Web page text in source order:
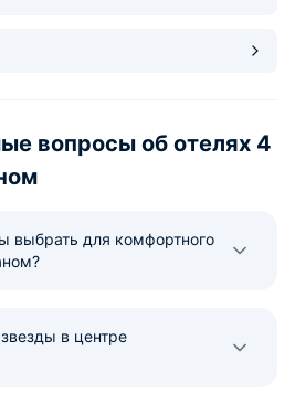
вопросы об отелях 4
выбрать для комфортного
в центре